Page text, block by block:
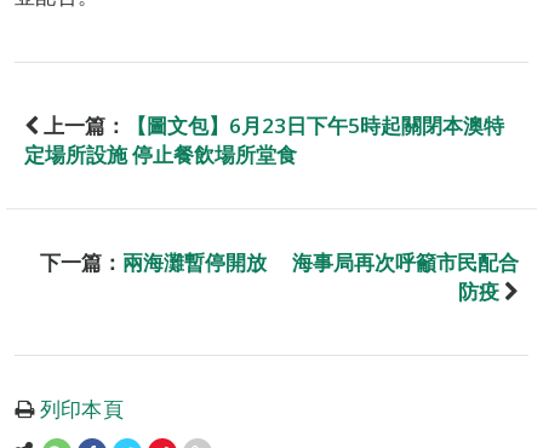
上一篇：
【圖文包】6月23日下午5時起關閉本澳特
定場所設施 停止餐飲場所堂食
下一篇： 兩海灘暫停開放 海事局再次呼籲市民配合
防疫
列印本頁